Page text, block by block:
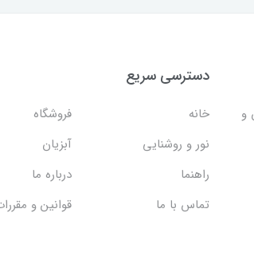
و
دسترسی سریع
خانه
فروشگاه
نور و روشنایی
آبزیان
راهنما
درباره ما
تماس با ما
قوانین و